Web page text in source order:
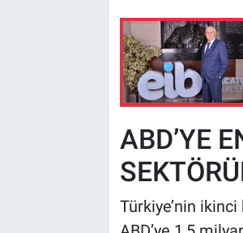
ABD’YE
Türkiye’nin